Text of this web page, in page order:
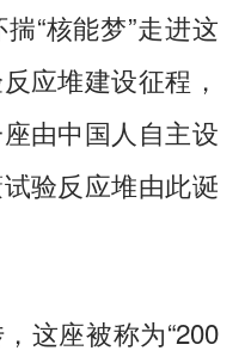
“核能梦”走进这
应堆建设征程，
由中国人自主设
验反应堆由此诞
这座被称为“200